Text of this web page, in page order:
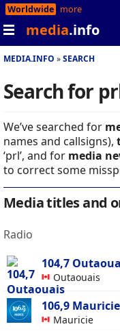
Worldwide more
media.info
MEDIA.INFO SEARCH
Search for
We’ve searched for
names and callsigns),
‘prl’, and for media
to correct some
Media titles and
Radio
104,7
Outaouais
106,9 Mauricie
Mauricie